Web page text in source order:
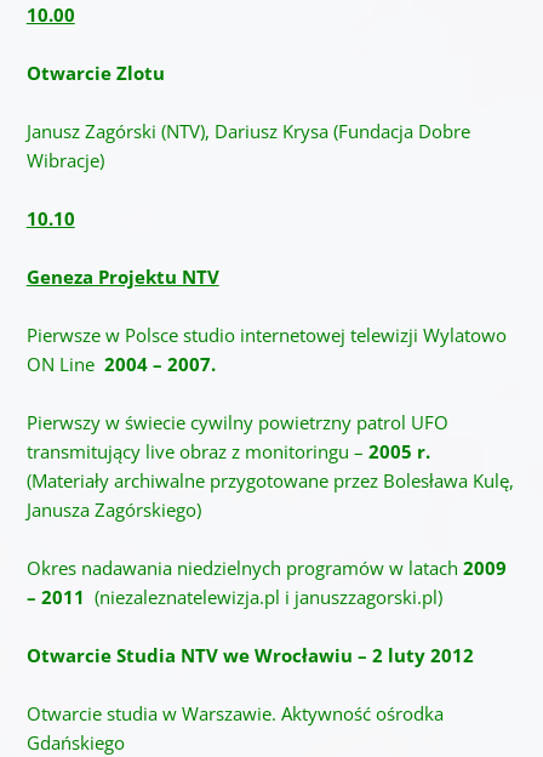
10.00
Otwarcie Zlotu
Janusz Zagórski (NTV), Dariusz Krysa (Fundacja Dobre
Wibracje)
10.10
Geneza Projektu NTV
Pierwsze w Polsce studio internetowej telewizji Wylatowo
ON Line 2004 – 2007.
Pierwszy w świecie cywilny powietrzny patrol UFO
transmitujący live obraz z monitoringu – 2005 r.
(Materiały archiwalne przygotowane przez Bolesława Kulę,
Janusza Zagórskiego)
Okres nadawania niedzielnych programów w latach 2009
– 2011 (niezaleznatelewizja.pl i januszzagorski.pl)
Otwarcie Studia NTV we Wrocławiu – 2 luty 2012
Otwarcie studia w Warszawie. Aktywność ośrodka
Gdańskiego